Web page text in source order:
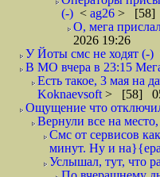
(-) < ag26 > [58]
О, мега
2026 19:26
У Йоты смс не ходят (-)
В МО вчера в 23:15
Есть такое, 3 мая на
Koknaevsoft > [58]
Ощущение что
Вернули все на
Смс от сервисов
минут. Ну и
Услышал, тут, что